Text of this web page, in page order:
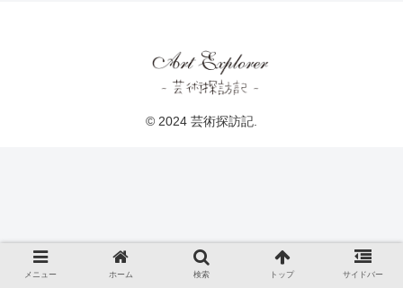
© 2024 芸術探訪記.
メニュー ホーム 検索 トップ サイドバー